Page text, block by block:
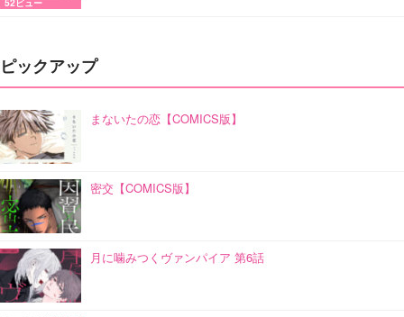
ピックアップ
まないたの恋【COMICS版】
密交【COMICS版】
月に噛みつくヴァンパイア 第6話